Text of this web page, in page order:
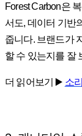
Forest Carbon은
서도, 데이터 기반
줍니다. 브랜드가
할 수 있는지를 잘
더 읽어보기 ▶️ 소